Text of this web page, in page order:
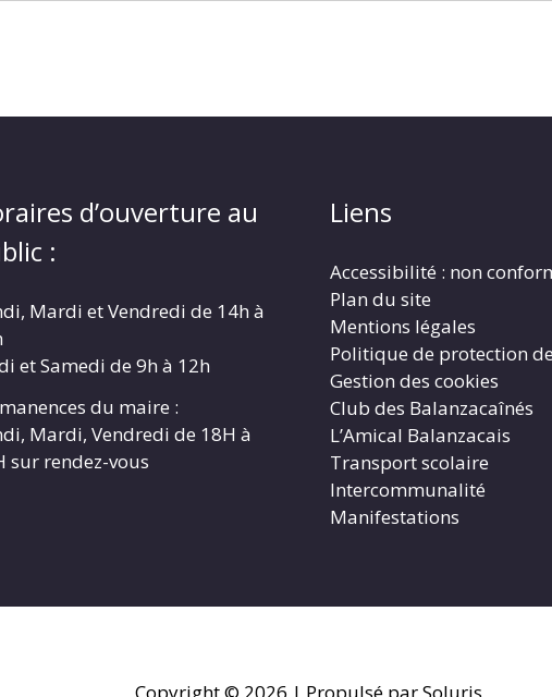
d’ouverture au
:
Mardi et Vendredi de 14h à
et Samedi de 9h à 12h
du maire :
Mardi, Vendredi de 18H à
sur rendez-vous
Liens
Accessibilité : non
Plan du site
Mentions légales
Politique de protection
Gestion des cookies
Club des Balanzacaînés
L’Amical Balanzacais
Transport scolaire
Intercommunalité
Manifestations
Copyright © 2026 | Propulsé par Soluris